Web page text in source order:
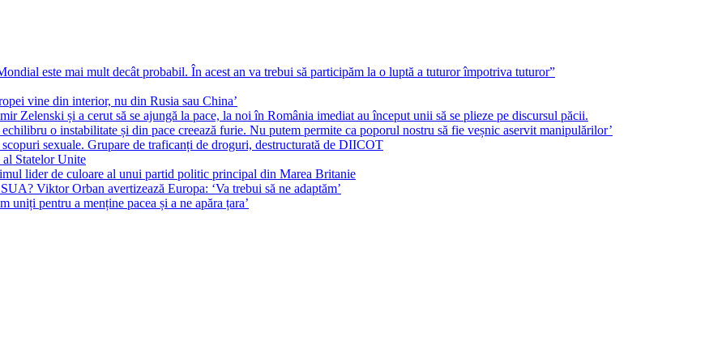
este mai mult decât probabil. În acest an va trebui să participăm la o luptă a tuturor împotriva tuturor”
vine din interior, nu din Rusia sau China’
și a cerut să se ajungă la pace, la noi în România imediat au început unii să se plieze pe discursul păcii.
o instabilitate și din pace creează furie. Nu putem permite ca poporul nostru să fie veșnic aservit manipulărilor’
sexuale. Grupare de traficanți de droguri, destructurată de DIICOT
al Statelor Unite
lider de culoare al unui partid politic principal din Marea Britanie
Viktor Orban avertizează Europa: ‘Va trebui să ne adaptăm’
pentru a menține pacea și a ne apăra țara’